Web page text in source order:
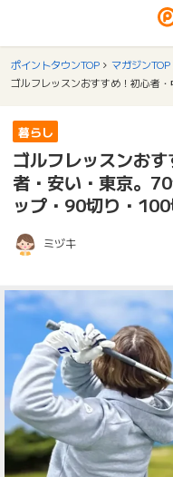
ポイントタウンTOP マガジンTOP
暮らし
ゴルフレッスンお
者・安い・東京。
ップ・90切り・
ミヅキ